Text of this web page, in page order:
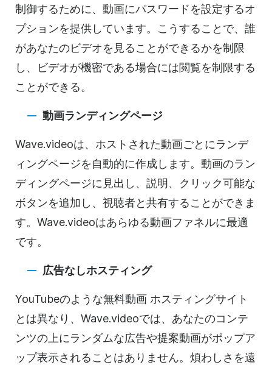
制御するために、動画にパスワードを設定するオ
プションを提供しています。こうすることで、誰
があなたのビデオを見ることができるかを制限
し、
ビデオが機密である場合には閲覧を制限する
ことができる。
動画ランディングページ
Wave.videoは、ホストされた動画ごとにランデ
ィングページを自動的に作成します。 動画のラン
ディングページに見出し、説明、クリック可能な
ボタンを追加し、視聴者と共有することができま
す。Wave.videoはあらゆる動画ファネルに最適
です。
広告なしホスティング
YouTubeのような無料動画 ホスティングサイト
とは異なり、Wave.videoでは、あなたのコンテ
ンツの上にランダムな広告や提案動画がポップア
ップ表示されることはありません。煩わしさを遠